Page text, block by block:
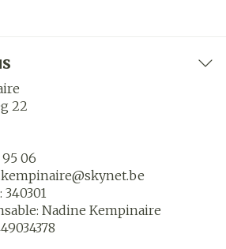
22
06
skynet.be
340301
Nadine Kempinaire